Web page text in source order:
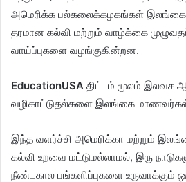
அமெரிக்க பல்கலைக்கழகங்கள் இலங்கை
தரமான கல்வி மற்றும் வாழ்க்கை
வாய்ப்புகளை வழங்குகின்றன.
EducationUSA திட்டம் மூலம் இலவச
வழிகாட்டுதல்களை இலங்கை மாணவர்கள்
இந்த வளர்ச்சி அமெரிக்கா மற்றும்
கல்வி உறவை மட்டுமல்லாமல், இரு
நீண்டகால பங்களிப்புகளை உருவாக்கும்